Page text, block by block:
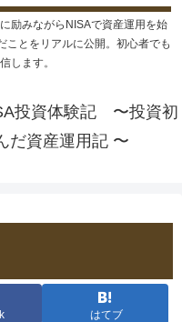
励みながらNISAで資産運用を始
ことをリアルに公開。初心者でも
します。
投資体験記 〜投資初
だ資産運用記 〜
はてブ